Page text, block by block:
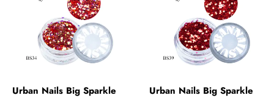
Urban Nails Big Sparkle
Urban Nails Big Sparkle